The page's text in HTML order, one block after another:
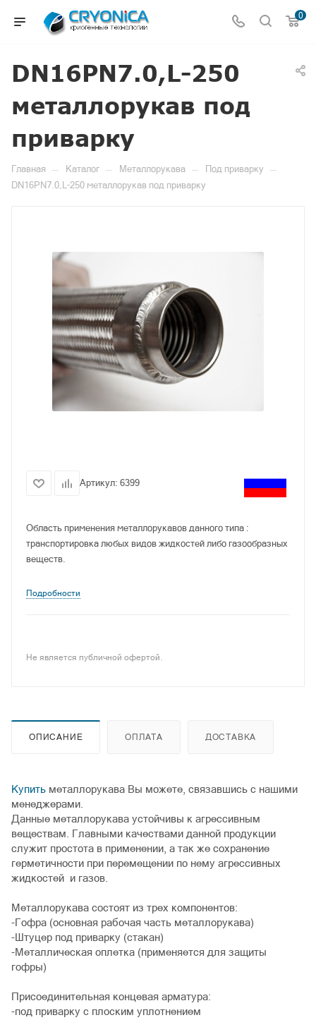
0
DN16PN7.0,L-250
металлорукав под
приварку
Главная — Каталог — Металлорукава — Под приварку —
DN16PN7.0,L-250 металлорукав под приварку
Артикул: 6399
Область применения металлорукавов данного типа :
транспортировка любых видов жидкостей либо газообразных
веществ.
Подробности
Не является публичной офертой.
ОПИСАНИЕ ОПЛАТА ДОСТАВКА
Купить металлорукава Вы можете, связавшись с нашими
менеджерами.
Данные металлорукава устойчивы к агрессивным
веществам. Главными качествами данной продукции
служит простота в применении, а так же сохранение
герметичности при перемещении по нему агрессивных
жидкостей и газов.
Металлорукава состоят из трех компонентов:
-Гофра (основная рабочая часть металлорукава)
-Штуцер под приварку (стакан)
-Металлическая оплетка (применяется для защиты
гофры)
Присоединительная концевая арматура:
-под приварку с плоским уплотнением